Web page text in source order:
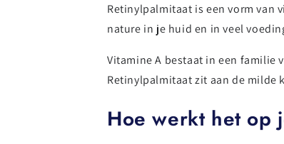
Retinylpalmitaat is een vorm van
nature in je huid en in veel
Vitamine A bestaat in een familie
Retinylpalmitaat zit aan de milde
Hoe werkt het op